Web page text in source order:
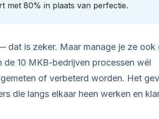
met 80% in plaats van perfectie.
dat is zeker. Maar manage je ze ook
10 MKB-bedrijven processen wél
of verbeterd worden. Het
die langs elkaar heen werken en